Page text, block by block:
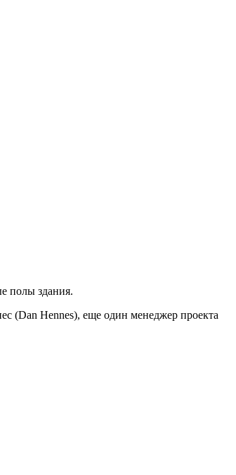
полы здания.
(Dan Hennes), еще один менеджер проекта